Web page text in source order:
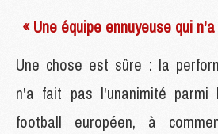
« Une équipe ennuyeuse qui
Une chose est sûre : la
n'a fait pas l'unanimité parmi
football européen, à